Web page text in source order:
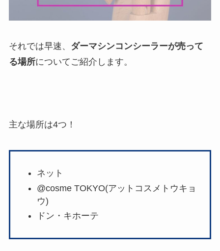
それでは早速、 ダーマシンコンシーラーが売って
る場所についてご紹介します。
主な場所は4つ！
ネット
@cosme TOKYO(アットコスメトウキョ
ウ)
ドン・キホーテ